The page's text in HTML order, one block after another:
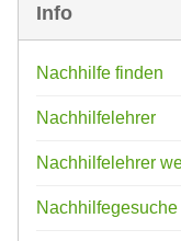
Info
Nachhilfe finden
Nachhilfelehrer
Nachhilfelehrer
Nachhilfegesuche